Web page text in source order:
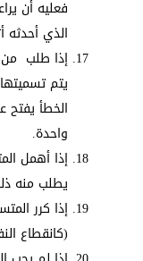
فعليه أن
الذي أحدثه
إذا طلب من
يتم
الخطأ يفتح
واحدة.
إذا أهمل
يطلب منه
إذا كرر
(كانقطاع